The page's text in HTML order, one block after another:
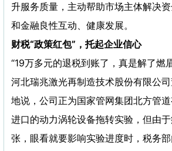
升服务质量，主动帮助市场主体解决
和金融良性互动、健康发展。
财税“政策红包”，托起企业信心
“19万多元的退税到账了，真是解了燃
河北瑞兆激光再制造技术股份有限公
地说，公司正为国家管网集团北方管
进口的动力涡轮设备拖转实验，但由
张，眼看就要影响实验进度时，税务